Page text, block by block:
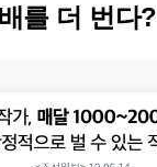
를 더 번다?